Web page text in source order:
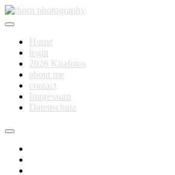
Skip
to
thorn photography
Fotografie für Dich
Home
login
2026 Kitafotos
about me
contact
Impressum
Datenschutz